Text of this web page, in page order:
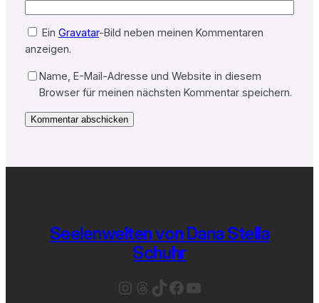
Ein Gravatar-Bild neben meinen Kommentaren
anzeigen.
Name, E-Mail-Adresse und Website in diesem
Browser für meinen nächsten Kommentar speichern.
Seelenwelten von Dana Stella
Schuhr
Instagram
Threads
TikTok
Facebook
YouTube